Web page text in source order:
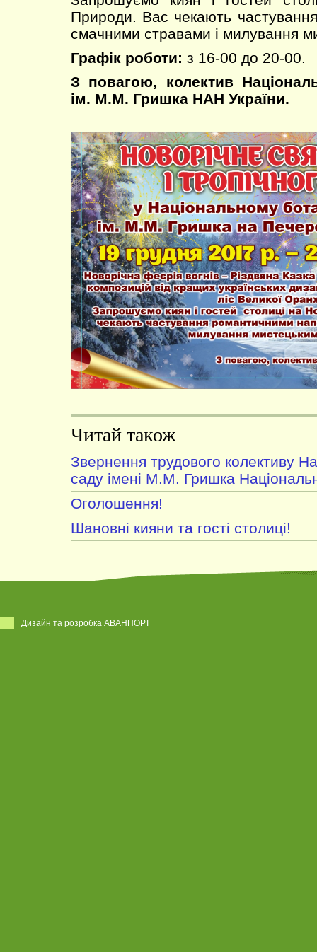
Природи. Вас чекають
смачними стравами і милування
Графік роботи: з 16-00 до 20-00.
З повагою, колектив
ім. М.М. Гришка НАН України.
Читай також
Звернення трудового колективу
саду імені М.М. Гришка
Оголошення!
Шановні кияни та гості столиці!
Дизайн та розробка АВАНПОРТ